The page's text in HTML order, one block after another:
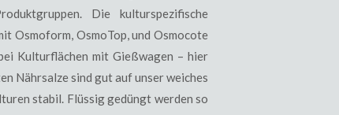
Die kulturspezifische
Osmoform, OsmoTop, und Osmocote
Kulturflächen mit Gießwagen – hier
Nährsalze sind gut auf unser weiches
stabil. Flüssig gedüngt werden so